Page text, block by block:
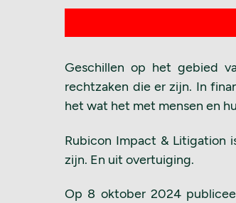
Geschillen op het gebied
rechtzaken die er zijn. In
het wat het met mensen en
Rubicon Impact & Litigation
zijn. En uit overtuiging.
Op 8 oktober 2024